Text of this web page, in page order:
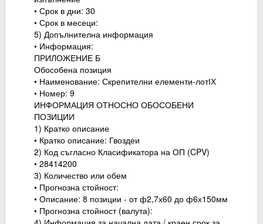
• Срок в дни: 30
• Срок в месеци:
5) Допълнителна информация
• Информация:
ПРИЛОЖЕНИЕ Б
Обособена позиция
• Наименование: Скрепителни елементи-лотІХ
• Номер: 9
ИНФОРМАЦИЯ ОТНОСНО ОБОСОБЕНИ
ПОЗИЦИИ
1) Кратко описание
• Кратко описание: Гвоздеи
2) Код съгласно Класификатора на ОП (CPV)
• 28414200
3) Количество или обем
• Прогнозна стойност:
• Описание: 8 позиции - от ф2,7х60 до ф6х150мм
• Прогнозна стойност (валута):